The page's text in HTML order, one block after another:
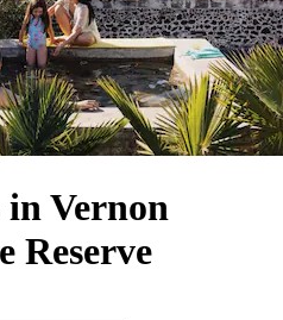
Vernon
Reserve